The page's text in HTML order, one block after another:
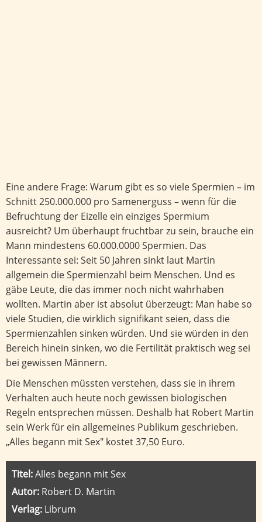
Eine andere Frage: Warum gibt es so viele Spermien – im
Schnitt 250.000.000 pro Samenerguss – wenn für die
Befruchtung der Eizelle ein einziges Spermium
ausreicht? Um überhaupt fruchtbar zu sein, brauche ein
Mann mindestens 60.000.0000 Spermien. Das
Interessante sei: Seit 50 Jahren sinkt laut Martin
allgemein die Spermienzahl beim Menschen. Und es
gäbe Leute, die das immer noch nicht wahrhaben
wollten. Martin aber ist absolut überzeugt: Man habe so
viele Studien, die wirklich signifikant seien, dass die
Spermienzahlen sinken würden. Und sie würden in den
Bereich hinein sinken, wo die Fertilität praktisch weg sei
bei gewissen Männern.
Die Menschen müssten verstehen, dass sie in ihrem
Verhalten auch heute noch gewissen biologischen
Regeln entsprechen müssen. Deshalb hat Robert Martin
sein Werk für ein allgemeines Publikum geschrieben.
„Alles begann mit Sex" kostet 37,50 Euro.
Titel:Alles begann mit Sex
Autor: Robert D. Martin
Verlag: Librum